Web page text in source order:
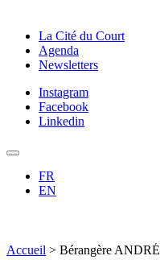
La Cité du Court
Agenda
Newsletters
Instagram
Facebook
Linkedin
FR
EN
Accueil > Bérangère ANDRÉ